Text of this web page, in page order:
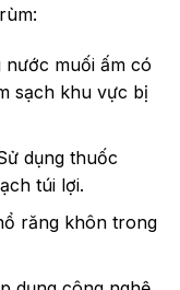
nước muối ấm có
sạch khu vực bị
dụng thuốc
túi lợi.
răng khôn trong